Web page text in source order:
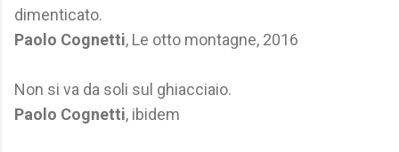
dimenticato.
Paolo Cognetti, Le otto montagne, 2016
Non si va da soli sul ghiacciaio.
Paolo Cognetti, ibidem